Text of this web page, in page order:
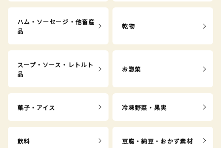
ハム・ソーセージ・他畜産
品
乾物
スープ・ソース・レトルト
品
お惣菜
菓子・アイス 冷凍野菜・果実
飲料 豆腐・納豆・おかず素材